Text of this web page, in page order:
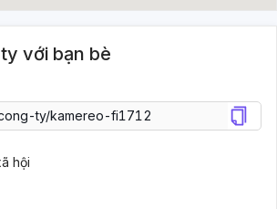
với bạn bè
hội